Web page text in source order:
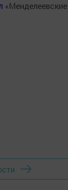
«Менделеевские